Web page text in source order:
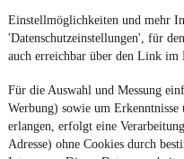
Einstellmöglichkeiten und mehr
'Datenschutzeinstellungen', für
auch erreichbar über den Link im
Für die Auswahl und Messung
Werbung) sowie um
erlangen, erfolgt eine
Adresse) ohne Cookies durch
Powered
Weitere Fahrzeuge gibt
Autos